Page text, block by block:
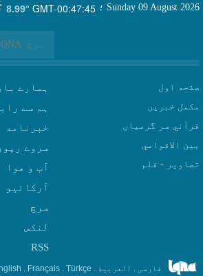
GMT-00:47:45
8.99° Sunday 09 August 2026 ؛
صفحه اول
مکمل خبریں
قرآني سر گرمياں
بين الاقوامي
تصاوير - فلم
ہمارے
ہم سے
سروے
آب و هوا
سرچ
لنکس
RSS
فارسی . العربیة .
Türkçe
.
Français
.